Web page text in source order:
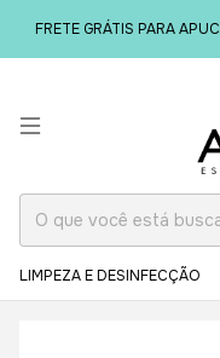
FRETE GRÁTIS PARA
LIMPEZA E DESINFECÇÃO